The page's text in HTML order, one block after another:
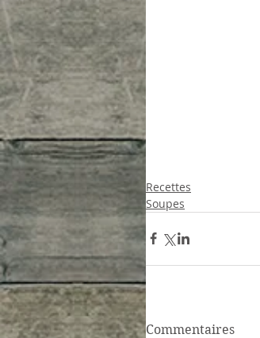
Recettes
Soupes
Commentaires